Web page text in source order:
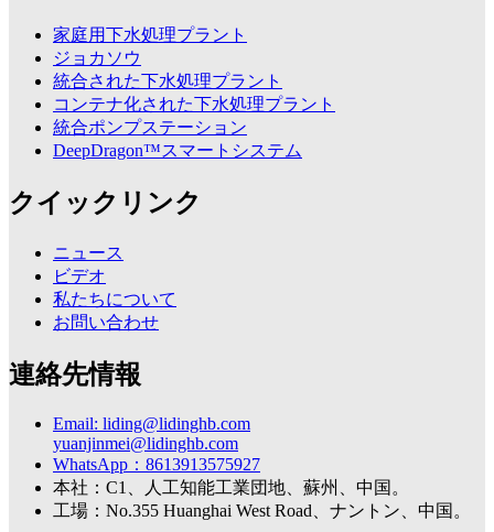
家庭用下水処理プラント
ジョカソウ
統合された下水処理プラント
コンテナ化された下水処理プラント
統合ポンプステーション
DeepDragon™スマートシステム
クイックリンク
ニュース
ビデオ
私たちについて
お問い合わせ
連絡先情報
Email: liding@lidinghb.com
yuanjinmei@lidinghb.com
WhatsApp：8613913575927
本社：C1、人工知能工業団地、蘇州、中国。
工場：No.355 Huanghai West Road、ナントン、中国。